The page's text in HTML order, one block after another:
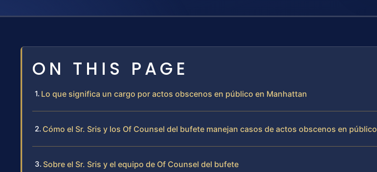
ON THIS PAGE
Lo que significa un cargo por actos obscenos en público en Manhattan
Cómo el Sr. Sris y los Of Counsel del bufete manejan casos de actos obscenos en público
Sobre el Sr. Sris y el equipo de Of Counsel del bufete